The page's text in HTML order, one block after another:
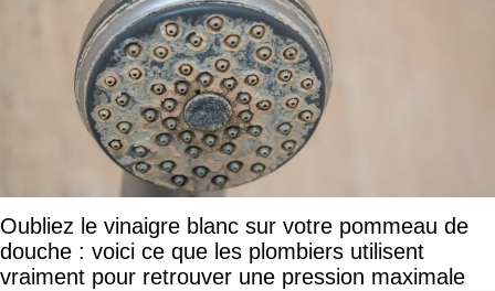
Oubliez le vinaigre blanc sur votre pommeau de
douche : voici ce que les plombiers utilisent
vraiment pour retrouver une pression maximale